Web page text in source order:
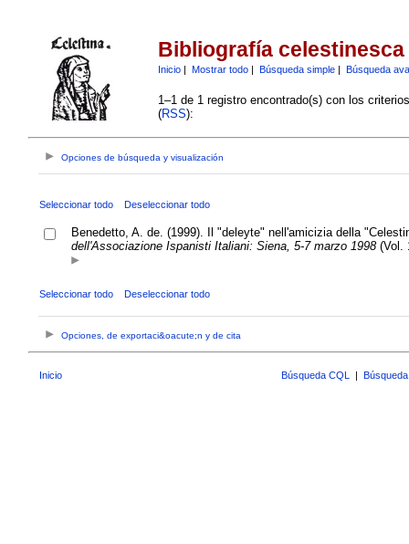
Bibliografía celestinesca
Inicio| Mostrar todo| Búsqueda simple| Búsqueda
1–1 de 1 registro encontrado(s) con los
(RSS):
Opciones de búsqueda y visualización
Seleccionar todo Deseleccionar todo
Benedetto, A. de. (1999). Il "deleyte" nell'amicizia della
dell'Associazione Ispanisti Italiani: Siena, 5-7 marzo 1998(Vol.
Seleccionar todo Deseleccionar todo
Opciones, de exportaci&oacute;n y de cita
Inicio Búsqueda CQL |